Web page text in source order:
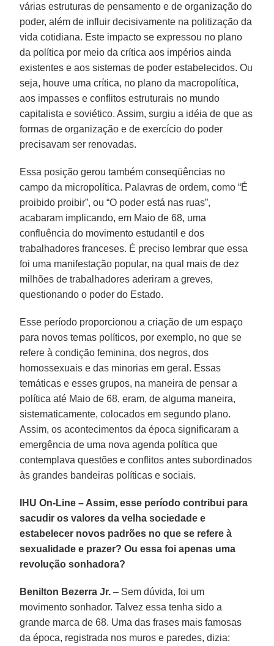
várias estruturas de pensamento e de organização do
poder, além de influir decisivamente na politização da
vida cotidiana. Este impacto se expressou no plano
da política por meio da crítica aos impérios ainda
existentes e aos sistemas de poder estabelecidos. Ou
seja, houve uma crítica, no plano da macropolítica,
aos impasses e conflitos estruturais no mundo
capitalista e soviético. Assim, surgiu a idéia de que as
formas de organização e de exercício do poder
precisavam ser renovadas.
Essa posição gerou também conseqüências no
campo da micropolítica. Palavras de ordem, como “É
proibido proibir”, ou “O poder está nas ruas”,
acabaram implicando, em Maio de 68, uma
confluência do movimento estudantil e dos
trabalhadores franceses. É preciso lembrar que essa
foi uma manifestação popular, na qual mais de dez
milhões de trabalhadores aderiram a greves,
questionando o poder do Estado.
Esse período proporcionou a criação de um espaço
para novos temas políticos, por exemplo, no que se
refere à condição feminina, dos negros, dos
homossexuais e das minorias em geral. Essas
temáticas e esses grupos, na maneira de pensar a
política até Maio de 68, eram, de alguma maneira,
sistematicamente, colocados em segundo plano.
Assim, os acontecimentos da época significaram a
emergência de uma nova agenda política que
contemplava questões e conflitos antes subordinados
às grandes bandeiras políticas e sociais.
IHU On-Line – Assim, esse período contribui para
sacudir os valores da velha sociedade e
estabelecer novos padrões no que se refere à
sexualidade e prazer? Ou essa foi apenas uma
revolução sonhadora?
Benilton Bezerra Jr.– Sem dúvida, foi um
movimento sonhador. Talvez essa tenha sido a
grande marca de 68. Uma das frases mais famosas
da época, registrada nos muros e paredes, dizia: